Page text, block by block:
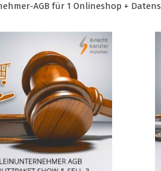
AGB für 1 Onlineshop +